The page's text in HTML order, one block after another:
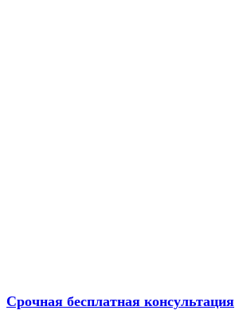
Срочная бесплатная консультация